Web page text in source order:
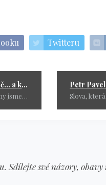
Twitteru
Já jsem svoloč, ty jsi svoloč... a komu tím prospějete?
Já jsem svoloč, ty jsi svoloč, my jsme svoloč. - On je špína, ona je špína, oni jsou špína.
Sdílejte své názory,